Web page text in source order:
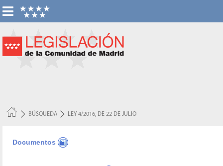
BÚSQUEDA LEY 4/2016, DE 22 DE JULIO
Documentos